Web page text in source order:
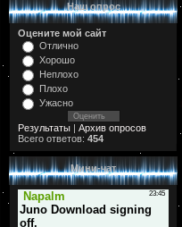
Наш опрос
Оцените мой сайт
Отлично
Хорошо
Неплохо
Плохо
Ужасно
Результаты | Архив опросов
Всего ответов: 454
Мини-чат